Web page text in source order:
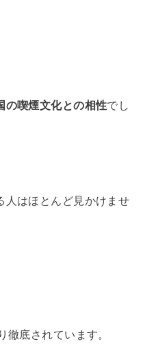
の喫煙文化との相性でし
人はほとんど見かけませ
徹底されています。